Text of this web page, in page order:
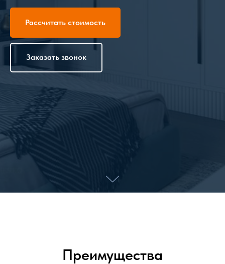
Рассчитать стоимость
Заказать звонок
Преимущества